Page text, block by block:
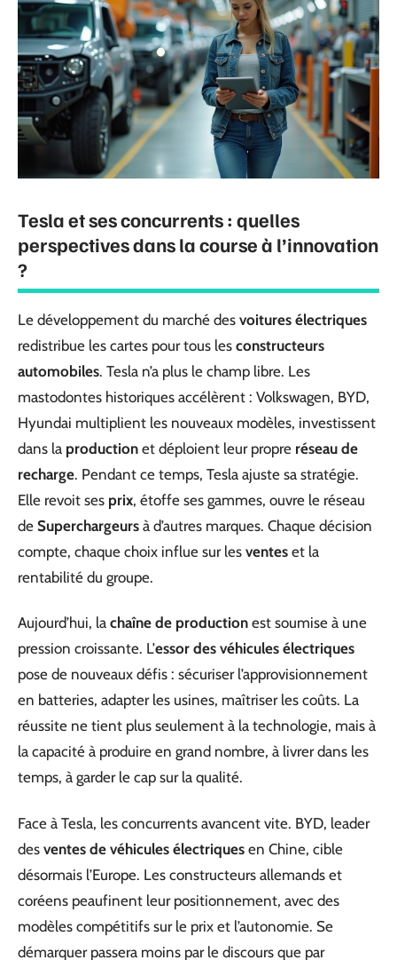
Tesla et ses concurrents : quelles
perspectives dans la course à l’innovation
?
Le développement du marché des voitures électriques
redistribue les cartes pour tous les constructeurs
automobiles. Tesla n’a plus le champ libre. Les
mastodontes historiques accélèrent : Volkswagen, BYD,
Hyundai multiplient les nouveaux modèles, investissent
dans la production et déploient leur propre réseau de
recharge. Pendant ce temps, Tesla ajuste sa stratégie.
Elle revoit ses prix, étoffe ses gammes, ouvre le réseau
de Superchargeurs à d’autres marques. Chaque décision
compte, chaque choix influe sur les ventes et la
rentabilité du groupe.
Aujourd’hui, la chaîne de production est soumise à une
pression croissante. L’essor des véhicules électriques
pose de nouveaux défis : sécuriser l’approvisionnement
en batteries, adapter les usines, maîtriser les coûts. La
réussite ne tient plus seulement à la technologie, mais à
la capacité à produire en grand nombre, à livrer dans les
temps, à garder le cap sur la qualité.
Face à Tesla, les concurrents avancent vite. BYD, leader
des ventes de véhicules électriques en Chine, cible
désormais l’Europe. Les constructeurs allemands et
coréens peaufinent leur positionnement, avec des
modèles compétitifs sur le prix et l’autonomie. Se
démarquer passera moins par le discours que par